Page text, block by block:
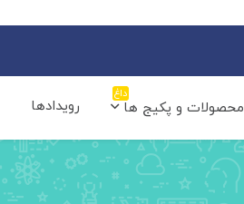
محصولات و پکیج ها
داغ
رویدادها